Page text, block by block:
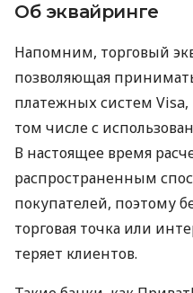
Об эквайринге
Напомним, торговый
позволяющая
платежных систем Visa,
том числе с
В настоящее время
распространенным
покупателей, поэтому
торговая точка или
теряет клиентов.